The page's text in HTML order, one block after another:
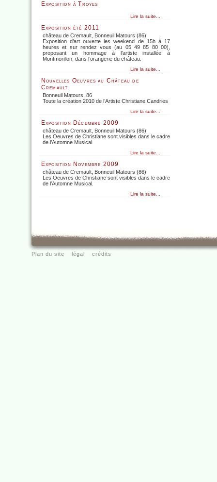
Exposition à Troyes
Lire la suite...
Exposition été 2011
château de Cremault, Bonneuil Matours (86)
Exposition d’art ouverte les weekend de 15h à 17
heures et sur rendez vous (au 05 49 85 80 00),
proposant un hommage à l’artiste installée à
Montmorillon, dans l’orangerie du château.
Lire la suite...
Nouvelles Oeuvres au Château de
Cremault
Bonneuil Matours, 86
Toute la création 2010 de l’Artiste Christiane Candries
Lire la suite...
Exposition Décembre 2009
château de Cremault, Bonneuil Matours (86)
Les Oeuvres de Christiane sont visibles dans le cadre
de l’Automne Musical.
Lire la suite...
Exposition Novembre 2009
château de Cremault, Bonneuil Matours (86)
Les Oeuvres de Christiane sont visibles dans le cadre
de l’Automne Musical.
Lire la suite...
Plan du site légal crédits